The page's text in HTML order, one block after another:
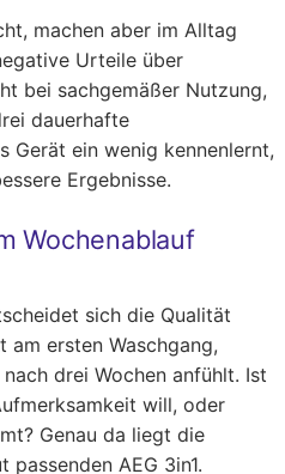
machen aber im Alltag
Urteile über
bei sachgemäßer Nutzung,
dauerhafte
Gerät ein wenig kennenlernt,
Ergebnisse.
Wochenablauf
sich die Qualität
am ersten Waschgang,
drei Wochen anfühlt. Ist
will, oder
Genau da liegt die
AEG 3in1.